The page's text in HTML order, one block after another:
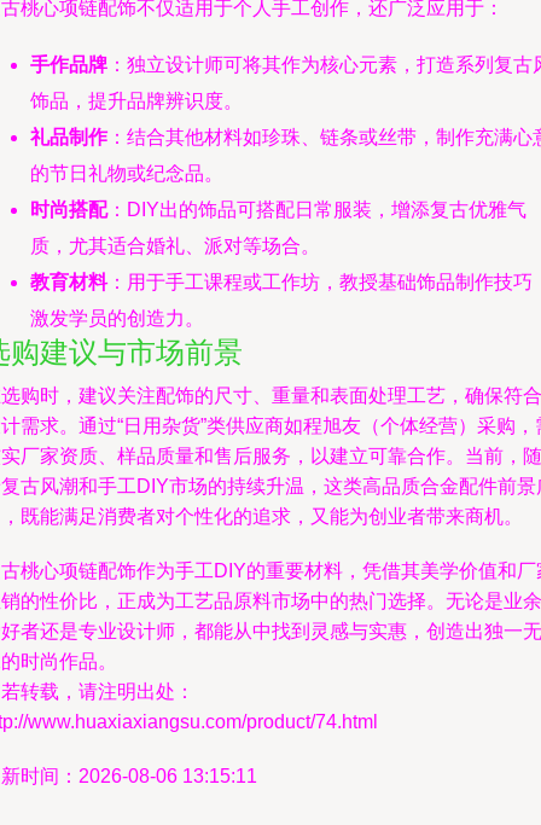
桃心项链配饰不仅适用于个人手工创作，还广泛应用于：
手作品牌 ：独立设计师可将其作为核心元素，打造系列复古
饰品，提升品牌辨识度。
礼品制作：结合其他材料如珍珠、链条或丝带，制作充满心
的节日礼物或纪念品。
时尚搭配：DIY出的饰品可搭配日常服装，增添复古优雅气
质，尤其适合婚礼、派对等场合。
教育材料：用于手工课程或工作坊，教授基础饰品制作技巧
激发学员的创造力。
购建议与市场前景
购时，建议关注配饰的尺寸、重量和表面处理工艺，确保符合
需求。通过“日用杂货”类供应商如程旭友（个体经营）采购，
厂家资质、样品质量和售后服务，以建立可靠合作。当前，随
古风潮和手工DIY市场的持续升温，这类高品质合金配件前景
既能满足消费者对个性化的追求，又能为创业者带来商机。
桃心项链配饰作为手工DIY的重要材料，凭借其美学价值和厂
的性价比，正成为工艺品原料市场中的热门选择。无论是业余
者还是专业设计师，都能从中找到灵感与实惠，创造出独一无
时尚作品。
转载，请注明出处：
www.huaxiaxiangsu.com/product/74.html
时间：2026-08-06 13:15:11